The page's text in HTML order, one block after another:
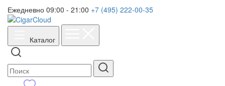
Ежедневно 09:00 - 21:00 +7 (495) 222-00-35
Каталог